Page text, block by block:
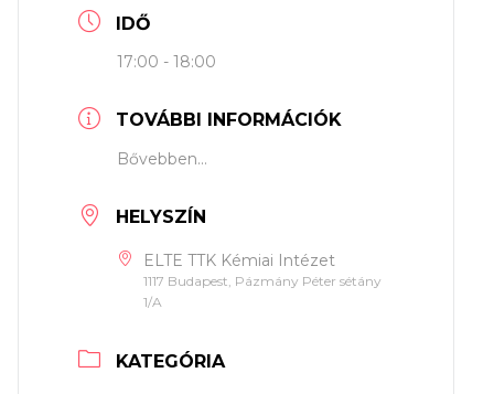
IDŐ
17:00 - 18:00
TOVÁBBI INFORMÁCIÓK
Bővebben...
HELYSZÍN
ELTE TTK Kémiai Intézet
1117 Budapest, Pázmány Péter sétány
1/A
KATEGÓRIA